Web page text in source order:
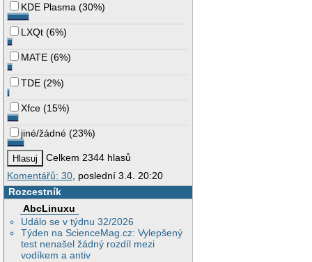
KDE Plasma (30%)
LXQt (6%)
MATE (6%)
TDE (2%)
Xfce (15%)
jiné/žádné (23%)
Celkem 2344 hlasů
Komentářů: 30 , poslední 3.4. 20:20
Rozcestník
AbcLinuxu
Událo se v týdnu 32/2026
Týden na ScienceMag.cz: Vylepšený
test nenašel žádný rozdíl mezi
vodíkem a antiv